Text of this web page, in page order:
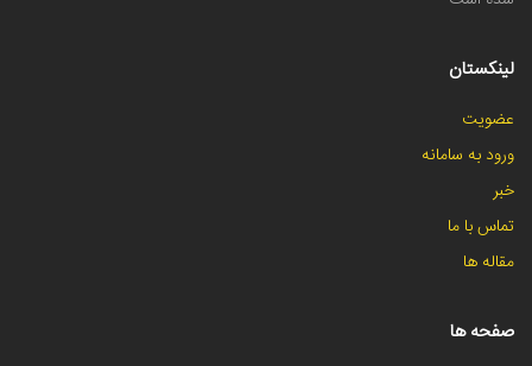
لینکستان
عضویت
ورود به سامانه
خبر
تماس با ما
مقاله ها
صفحه ها